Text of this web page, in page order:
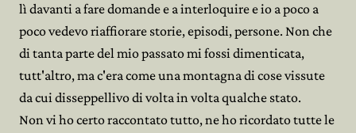
lì davanti a fare domande e a interloquire e io a poco a
poco vedevo riaffiorare storie, episodi, persone. Non che
di tanta parte del mio passato mi fossi dimenticata,
tutt'altro, ma c'era come una montagna di cose vissute
da cui disseppellivo di volta in volta qualche stato.
Non vi ho certo raccontato tutto, ne ho ricordato tutte le